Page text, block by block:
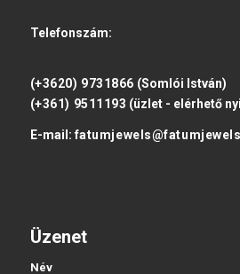
Telefonszám:
(+3620) 9731866 (Somlói István)
(+361) 9511193 (üzlet - elérhető
E-mail:
Üzenet
Név